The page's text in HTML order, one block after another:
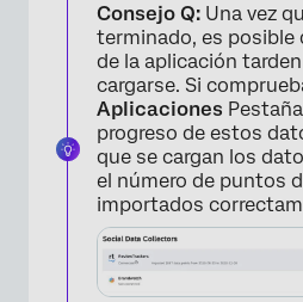
Consejo Q: Una vez
terminado, es posible
de la aplicación
cargarse. Si
Aplicaciones
progreso de estos
que se cargan los
el número de puntos
importados